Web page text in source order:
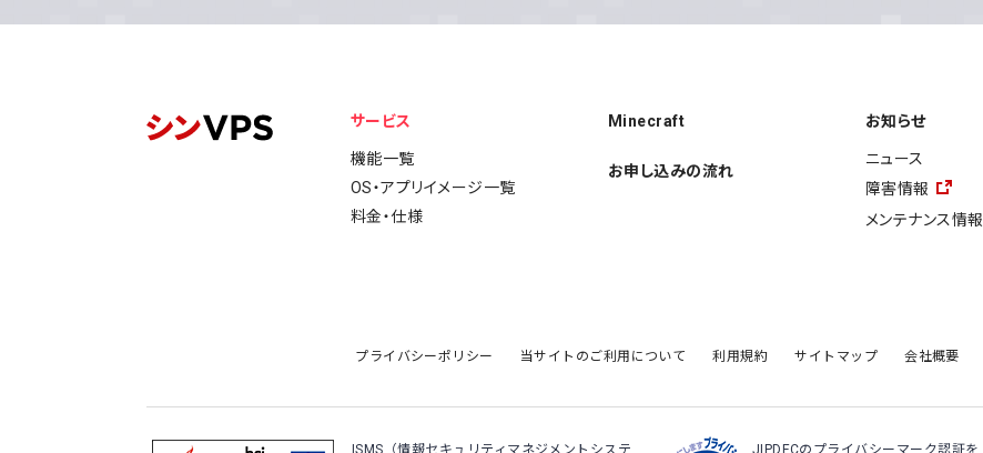
サービス
機能一覧
OS・アプリイメージ一覧
料金・仕様
Minecraft
お申し込みの流れ
お知らせ
ニュース
障害情報
メンテナンス情報
プライバシーポリシー 当サイトのご利用について 利用規約 サイトマップ 会社概要